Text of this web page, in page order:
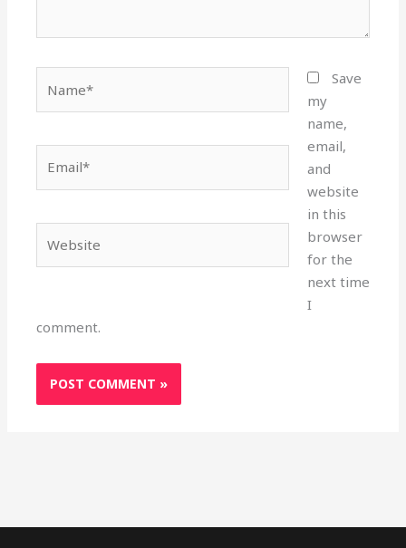
Save
my
name,
email,
and
website
in this
browser
for the
next time
I
comment.